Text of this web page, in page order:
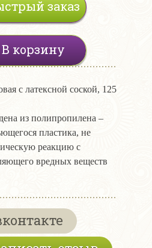
заказ
В корзину
с латексной соской, 125
из полипропилена –
пластика, не
реакцию с
вредных веществ